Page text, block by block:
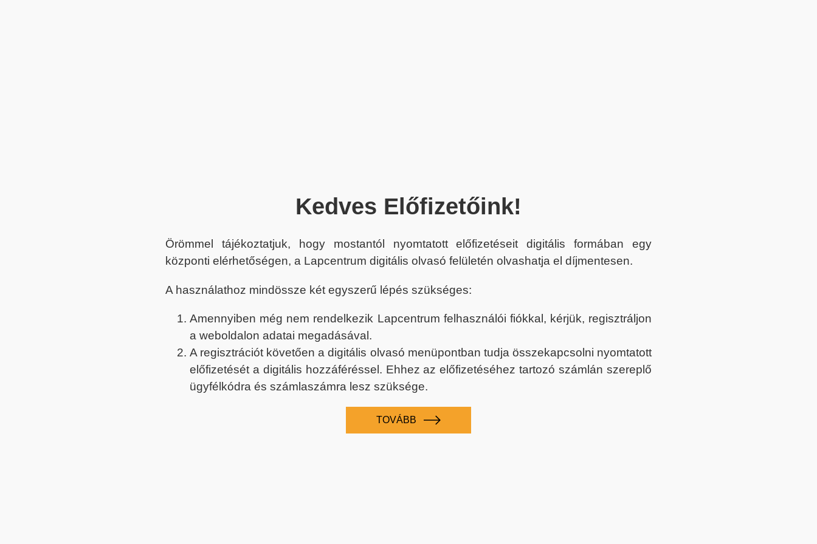
Kedves Előfizetőink!
Örömmel tájékoztatjuk, hogy mostantól nyomtatott előfizetéseit digitális formában egy
központi elérhetőségen, a Lapcentrum digitális olvasó felületén olvashatja el díjmentesen.
A használathoz mindössze két egyszerű lépés szükséges:
Amennyiben még nem rendelkezik Lapcentrum felhasználói fiókkal, kérjük, regisztráljon
a weboldalon adatai megadásával.
A regisztrációt követően a digitális olvasó menüpontban tudja összekapcsolni nyomtatott
előfizetését a digitális hozzáféréssel. Ehhez az előfizetéséhez tartozó számlán szereplő
ügyfélkódra és számlaszámra lesz szüksége.
TOVÁBB